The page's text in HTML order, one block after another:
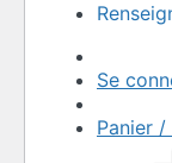
Se
Panier /